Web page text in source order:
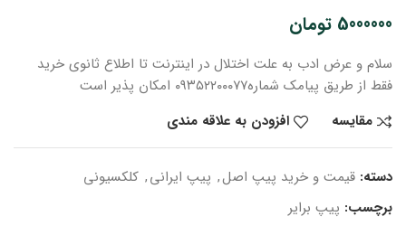
5000000 تومان
سلام و عرض ادب به علت اختلال در اینترنت تا اطلاع ثانوی خرید
فقط از طریق پیامک شماره۰۹۳۵۲۲۰۰۰۷۷ امکان پذیر است
مقایسه
افزودن به علاقه مندی
دسته: قیمت و خرید پیپ اصل, پیپ ایرانی, کلکسیونی
برچسب: پیپ برایر